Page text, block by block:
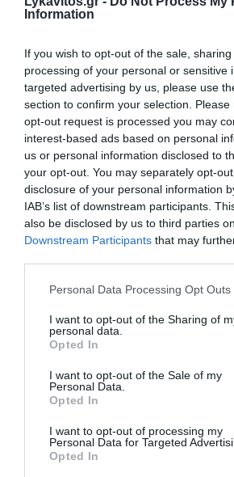
Information
If you wish to opt-out of the sale,
processing of your personal or sensitive
targeted advertising by us, please use
section to confirm your selection.
opt-out request is processed you may
interest-based ads based on personal
us or personal information disclosed to
your opt-out. You may separately opt-
disclosure of your personal information
IAB’s list of downstream participants.
also be disclosed by us to third parties
Downstream Participants that may
Please note that this website/app uses
not limited to your visit or usage
grant or deny consent to Google and its
use your data for below specified
consent section.
Personal Data Processing Opt Outs
I want to opt-out of the Sharing of
personal data.
Opted In
I want to opt-out of the Sale of my
Personal Data.
Opted In
I want to opt-out of processing my
Personal Data for Targeted
Opted In
τις φλόγες – Ο απολογισμός του
Η Συμφωνία της Μέκκας: Μια νέα
ασφαλείας γεννιέται στη σκιά του
σημαίνει για την Ελλάδα
Σεισμός 7,4 Ρίχτερ στην Κολομβία:
– Ώρες αγωνίας για τους
Σκιάθος: Σοβαρός τραυματισμός
ισχυρό ρεύμα αέρα αεροσκάφους
ΟΛΕΣ ΟΙ ΕΙΔΗΣΕΙΣ →
διαβάστε ακόμη